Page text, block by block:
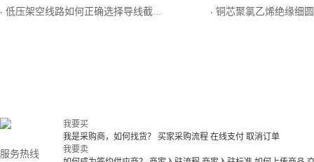
· 低压架空线路如何正确选择导线截面 · 铜芯聚氯乙烯绝缘细圆钢丝铠装
服务热线
我要买
我是采购商，如何找货？
买家采购流程 在线支付 取消订单
我要卖